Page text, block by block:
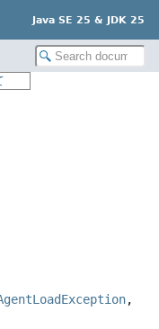
Java SE 25 & JDK 25
,